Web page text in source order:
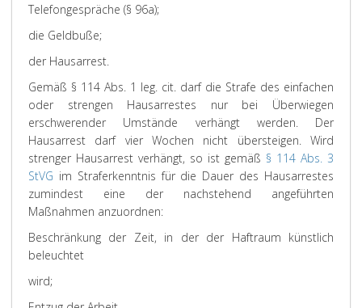
Telefongespräche (§ 96a);
die Geldbuße;
der Hausarrest.
Gemäß § 114 Abs. 1 leg. cit. darf die Strafe des einfachen
oder strengen Hausarrestes nur bei Überwiegen
erschwerender Umstände verhängt werden. Der
Hausarrest darf vier Wochen nicht übersteigen. Wird
strenger Hausarrest verhängt, so ist gemäß § 114 Abs. 3
StVG im Straferkenntnis für die Dauer des Hausarrestes
zumindest eine der nachstehend angeführten
Maßnahmen anzuordnen:
Beschränkung der Zeit, in der der Haftraum künstlich
beleuchtet
wird;